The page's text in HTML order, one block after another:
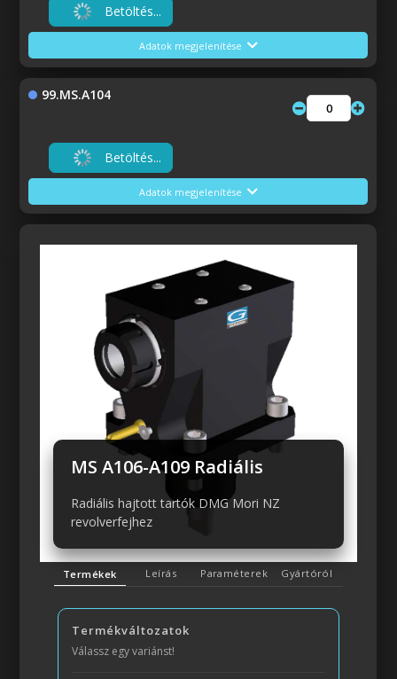
Betöltés...
Adatok megjelenítése
99.MS.A104
Betöltés...
Adatok megjelenítése
MS A106-A109 Radiális
Radiális hajtott tartók DMG Mori NZ
revolverfejhez
Termékek Leírás Paraméterek Gyártóról
Termékváltozatok
Válassz egy variánst!